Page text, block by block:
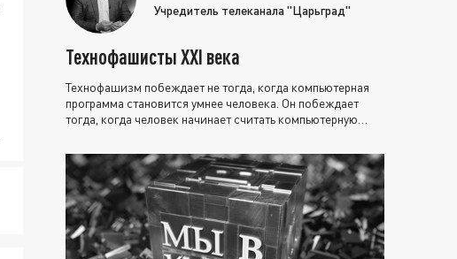
Учредитель телеканала "Царьград"
Технофашисты XXI века
Технофашизм побеждает не тогда, когда компьютерная
программа становится умнее человека. Он побеждает
тогда, когда человек начинает считать компьютерную